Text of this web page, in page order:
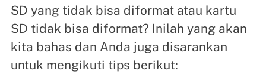
SD yang tidak bisa diformat atau kartu
SD tidak bisa diformat? Inilah yang akan
kita bahas dan Anda juga disarankan
untuk mengikuti tips berikut: